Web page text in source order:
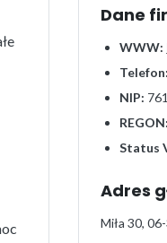
Dane
WWW:
Telefon:
NIP:
REGON:
Status
Adres
Miła 30,